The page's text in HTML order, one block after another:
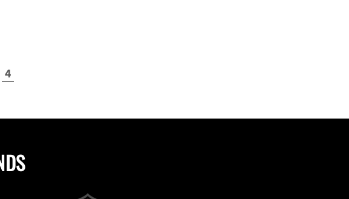
4